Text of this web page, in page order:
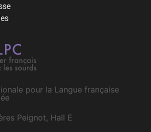
pour la Langue française
Peignot, Hall E